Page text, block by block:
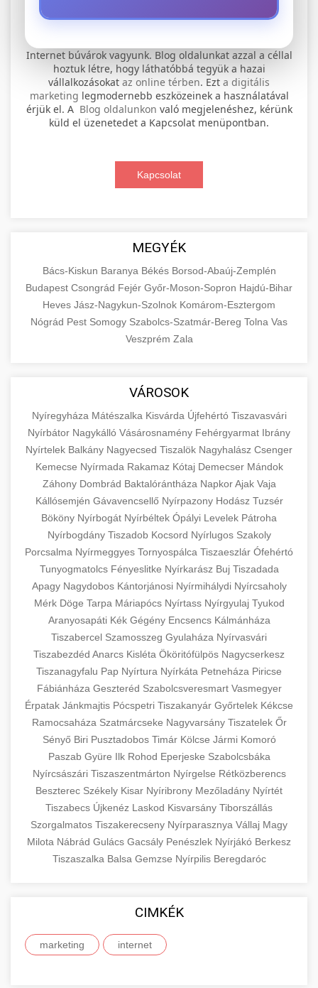
szervíz
+
Professional electric scooter repair and
maintenance services. Expert technicians
provide quality service for all major brands and
Visit Service Center
📊 2. online marketing
ügynökség
+
Comprehensive online marketing services
including SEO, social media management, and
aimarketingugynokseg.hu
digital agency services
🛴 3. legjobb elektromos roller
Compare top models, features, and prices to
View Top Models e-scooter reviews
🔗 4. prémium linképítés
High-quality backlink acquisition services to
boost your website's authority and search
engine rankings. White-hat techniques only.
📦 5. termékek és
szolgáltatások
+
economics and business. Learn about product
types and service categories.
en.wikipedia.org economic concepts
💶 6. eus pénzek
🚀 8. seo ügynökség +
Expert search engine optimization services to
improve your website's visibility and organic
traffic. Technical SEO, content optimization,
and more.
onlinemarketing101.biz
search optimization experts
💎 9. mellplasztika +
Professional breast augmentation services
with experienced surgeons. Learn about
procedures, recovery, and consultation options
for cosmetic enhancement.
szeptest.com cosmetic breast surgery
✨ 10. hasplasztika +
Expert tummy tuck procedures to achieve a
flatter, more toned abdomen. Consultation
with certified plastic surgeons and
comprehensive aftercare.
szeptest.com
abdomen contouring surgery
👁️ szemhejplasztika +
Professional blepharoplasty procedures to
refresh your appearance. Upper and lower
eyelid surgery with experienced cosmetic
surgeons.
szeptest.com eyelid cosmetic procedure
📈 Paciensek Számának
Növelése
+
Case study showcasing 150% increase in
patient consultations through strategic
marketing. Learn proven methods for clinic
growth.
gildedeu.org clinic patient growth
🏥 Klinika Sikere
Esettanulmány
+
Detailed analysis of successful clinic strategies
resulting in significant patient acquisition
improvements and practice expansion.
checkmydentist.com
🤖 AI Marketing Bejelentkezés +
Discover how AI-driven marketing strategies
increased patient registrations by 150%.
life3.net AI marketing results
🎯 Praxis Felfuttatása +
practice. Proven strategies for patient
acquisition, retention, and practice
development.
Növekedés
Internet búvárok vagyunk. Blog oldalunkat azzal a céllal
hoztuk létre, hogy láthatóbbá tegyük a hazai
vállalkozásokat az online térben. Ezt a digitális
marketing legmodernebb eszközeinek a használatával
érjük el. A Blog oldalunkon való megjelenéshez, kérünk
küld el üzenetedet a Kapcsolat menüpontban.
Kapcsolat
MEGYÉK
Bács-Kiskun Baranya Békés Borsod-Abaúj-Zemplén
Budapest Csongrád Fejér Győr-Moson-Sopron Hajdú-Bihar
Heves Jász-Nagykun-Szolnok Komárom-Esztergom
Nógrád Pest Somogy Szabolcs-Szatmár-Bereg Tolna Vas
Veszprém Zala
VÁROSOK
Nyíregyháza Mátészalka Kisvárda Újfehértó Tiszavasvári
Nyírbátor Nagykálló Vásárosnamény Fehérgyarmat Ibrány
Nyírtelek Balkány Nagyecsed Tiszalök Nagyhalász Csenger
Kemecse Nyírmada Rakamaz Kótaj Demecser Mándok
Záhony Dombrád Baktalórántháza NapkorAjak Vaja
Kállósemjén Gávavencsellő Nyírpazony Hodász Tuzsér
Bököny Nyírbogát Nyírbéltek Ópályi Levelek Pátroha
Nyírbogdány Tiszadob Kocsord Nyírlugos Szakoly
Porcsalma Nyírmeggyes Tornyospálca Tiszaeszlár Ófehértó
Tunyogmatolcs Fényeslitke Nyírkarász Buj Tiszadada
Apagy Nagydobos Kántorjánosi Nyírmihálydi Nyírcsaholy
Mérk Döge Tarpa Máriapócs Nyírtass Nyírgyulaj Tyukod
Aranyosapáti Kék Gégény Encsencs Kálmánháza
Tiszabercel Szamosszeg Gyulaháza Nyírvasvári
Tiszabezdéd Anarcs Kisléta Ököritófülpös Nagycserkesz
Tiszanagyfalu Pap Nyírtura Nyírkáta Petneháza Piricse
Fábiánháza Geszteréd Szabolcsveresmart Vasmegyer
Érpatak Jánkmajtis Pócspetri Tiszakanyár Győrtelek Kékcse
Ramocsaháza Szatmárcseke Nagyvarsány Tiszatelek Őr
Sényő Biri Pusztadobos Timár Kölcse Jármi Komoró
Paszab Gyüre Ilk Rohod Eperjeske Szabolcsbáka
Nyírcsászári Tiszaszentmárton Nyírgelse Rétközberencs
Beszterec Székely Kisar Nyíribrony Mezőladány Nyírtét
Tiszabecs Újkenéz Laskod Kisvarsány Tiborszállás
Szorgalmatos Tiszakerecseny Nyírparasznya Vállaj Magy
Milota Nábrád Gulács Gacsály Penészlek Nyírjákó Berkesz
Tiszaszalka Balsa Gemzse Nyírpilis Beregdaróc
CIMKÉK
marketing internet